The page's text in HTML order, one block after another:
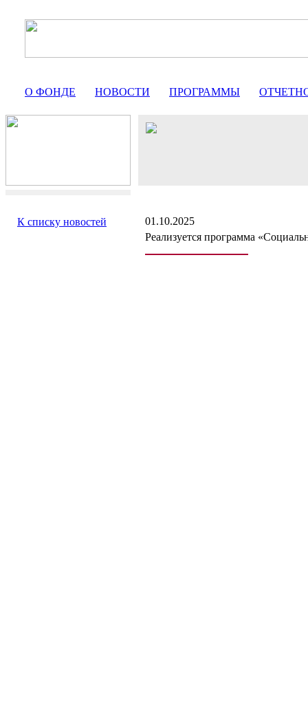
О ФОНДЕ НОВОСТИ ПРОГРАММЫ
К списку новостей
01.10.2025
Реализуется программа